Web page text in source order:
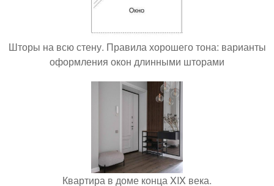
Шторы на всю стену. Правила хорошего тона: варианты
оформления окон длинными шторами
Квартира в доме конца XIX века.